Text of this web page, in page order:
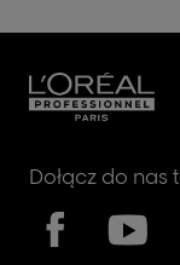
Dołącz do nas